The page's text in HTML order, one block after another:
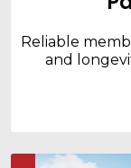
Reliable
and